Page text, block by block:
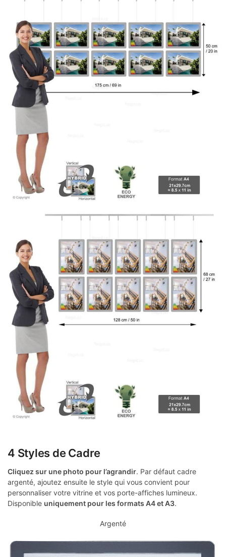
4 Styles de Cadre
Cliquez sur une photo pour l’agrandir. Par défaut cadre
argenté, ajoutez ensuite le style qui vous convient pour
personnaliser votre vitrine et vos porte-affiches lumineux.
Disponible uniquement pour les formats A4 et A3.
Argenté